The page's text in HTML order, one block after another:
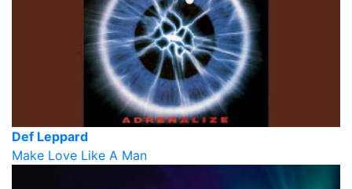
Def Leppard
Make Love Like A Man